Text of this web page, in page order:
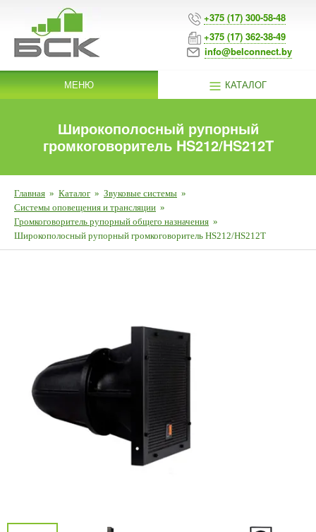
+375 (17) 300-58-48
+375 (17) 362-38-49
info@belconnect.by
МЕНЮ КАТАЛОГ
Широкополосный рупорный
громкоговоритель HS212/HS212T
Главная » Каталог » Звуковые системы »
Системы оповещения и трансляции »
Громкоговоритель рупорный общего назначения »
Широкополосный рупорный громкоговоритель HS212/HS212T